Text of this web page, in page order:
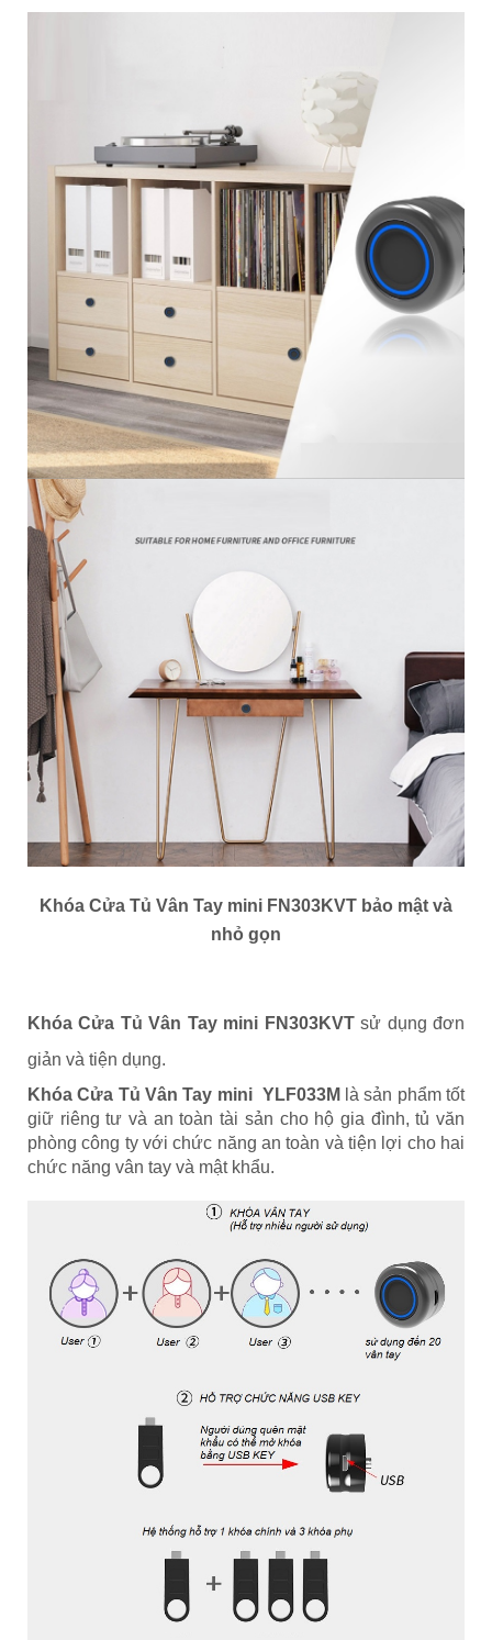
Khóa Cửa Tủ Vân Tay mini FN303KVT bảo mật và
nhỏ gọn
Khóa Cửa Tủ Vân Tay mini FN303KVT sử dụng đơn
giản và tiện dụng.
Khóa Cửa Tủ Vân Tay mini YLF033M là sản phẩm tốt
giữ riêng tư và an toàn tài sản cho hộ gia đình, tủ văn
phòng công ty với chức năng an toàn và tiện lợi cho hai
chức năng vân tay và mật khẩu.